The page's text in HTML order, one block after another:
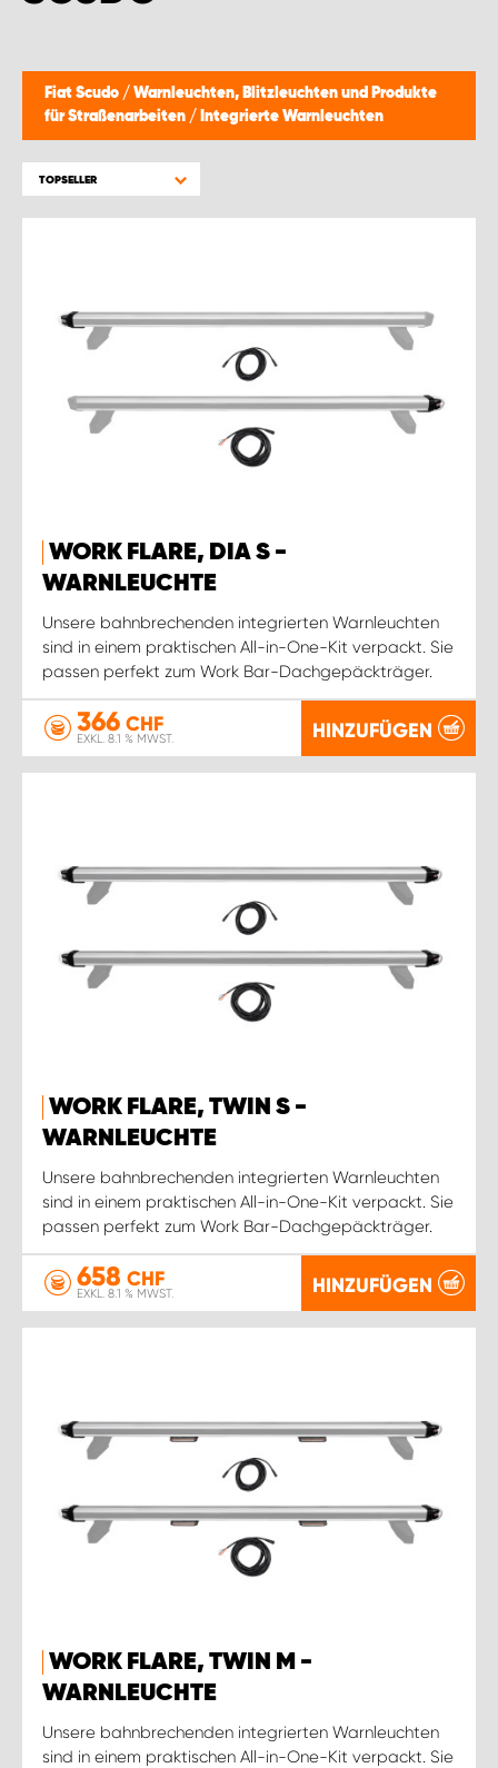
Fiat Scudo / Warnleuchten, Blitzleuchten und Produkte
für Straßenarbeiten / Integrierte Warnleuchten
TOPSELLER
WORK FLARE, DIA S -
WARNLEUCHTE
Unsere bahnbrechenden integrierten Warnleuchten
sind in einem praktischen All-in-One-Kit verpackt. Sie
passen perfekt zum Work Bar-Dachgepäckträger.
366 CHF
EXKL. 8.1 % MWST. HINZUFÜGEN
WORK FLARE, TWIN S -
WARNLEUCHTE
Unsere bahnbrechenden integrierten Warnleuchten
sind in einem praktischen All-in-One-Kit verpackt. Sie
passen perfekt zum Work Bar-Dachgepäckträger.
658 CHF
EXKL. 8.1 % MWST. HINZUFÜGEN
WORK FLARE, TWIN M -
WARNLEUCHTE
Unsere bahnbrechenden integrierten Warnleuchten
sind in einem praktischen All-in-One-Kit verpackt. Sie